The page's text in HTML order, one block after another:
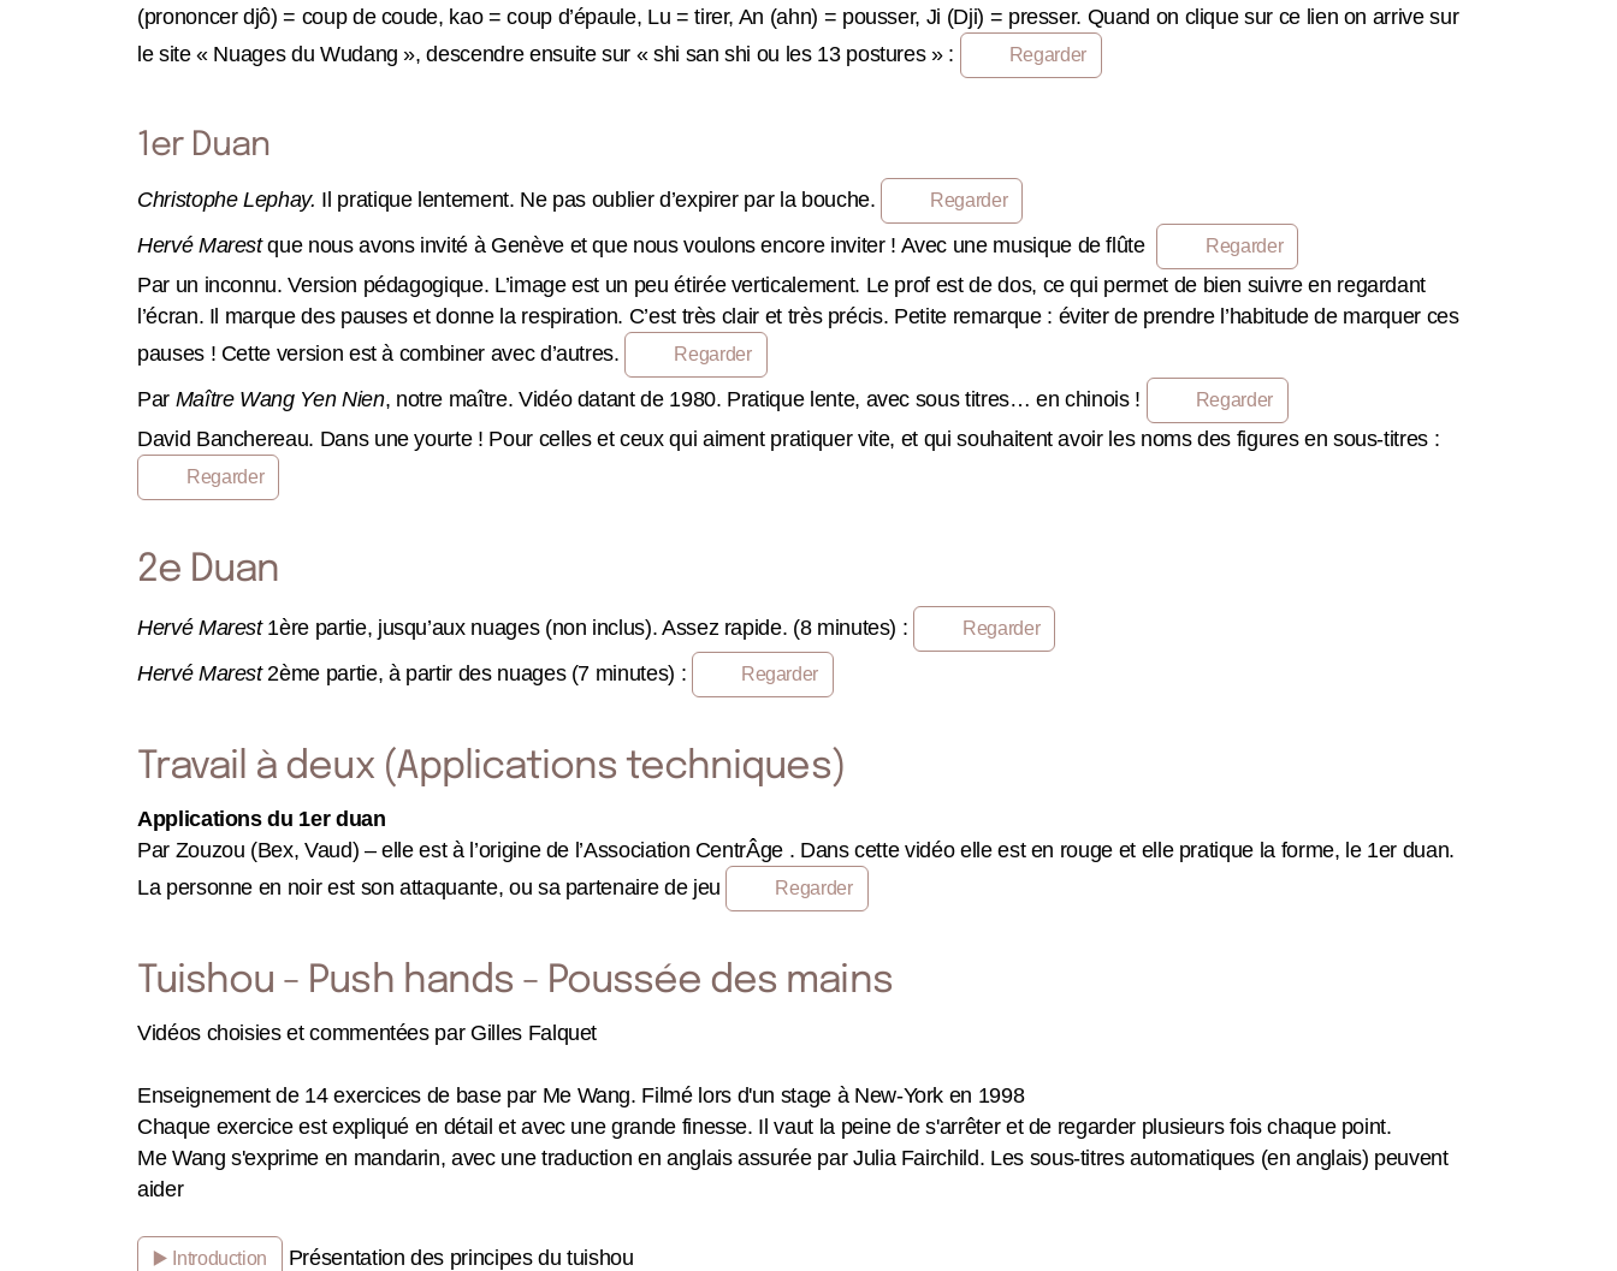
(prononcer djô) = coup de coude, kao = coup d’épaule, Lu = tirer, An (ahn) = pousser, Ji (Dji) = presser. Quand on clique sur ce lien on arrive sur
le site « Nuages du Wudang », descendre ensuite sur « shi san shi ou les 13 postures » :
Regarder
1er Duan
Christophe Lephay. Il pratique lentement. Ne pas oublier d’expirer par la bouche. Regarder
Hervé Marestque nous avons invité à Genève et que nous voulons encore inviter ! Avec une musique de flûte Regarder
Par un inconnu. Version pédagogique. L’image est un peu étirée verticalement. Le prof est de dos, ce qui permet de bien suivre en regardant
l’écran. Il marque des pauses et donne la respiration. C’est très clair et très précis. Petite remarque : éviter de prendre l’habitude de marquer ces
pauses ! Cette version est à combiner avec d’autres.
Regarder
Par Maître Wang Yen Nien, notre maître. Vidéo datant de 1980. Pratique lente, avec sous titres… en chinois ! Regarder
David Banchereau. Dans une yourte ! Pour celles et ceux qui aiment pratiquer vite, et qui souhaitent avoir les noms des figures en sous-titres :
Regarder
2e Duan
Hervé Marest1ère partie, jusqu’aux nuages (non inclus). Assez rapide. (8 minutes) : Regarder
Hervé Marest2ème partie, à partir des nuages (7 minutes) : Regarder
Travail à deux (Applications techniques)
Applications du 1er duan
Par Zouzou (Bex, Vaud) – elle est à l’origine de l’Association CentrÂge . Dans cette vidéo elle est en rouge et elle pratique la forme, le 1er duan.
La personne en noir est son attaquante, ou sa partenaire de jeu
Regarder
Tuishou - Push hands - Poussée des mains
Vidéos choisies et commentées par Gilles Falquet
Enseignement de 14 exercices de base par Me Wang. Filmé lors d'un stage à New-York en 1998
Chaque exercice est expliqué en détail et avec une grande finesse. Il vaut la peine de s'arrêter et de regarder plusieurs fois chaque point.
Me Wang s'exprime en mandarin, avec une traduction en anglais assurée par Julia Fairchild. Les sous-titres automatiques (en anglais) peuvent
aider
▶️ Introduction Présentation des principes du tuishou